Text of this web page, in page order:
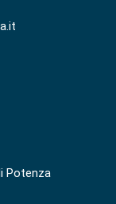
Potenza